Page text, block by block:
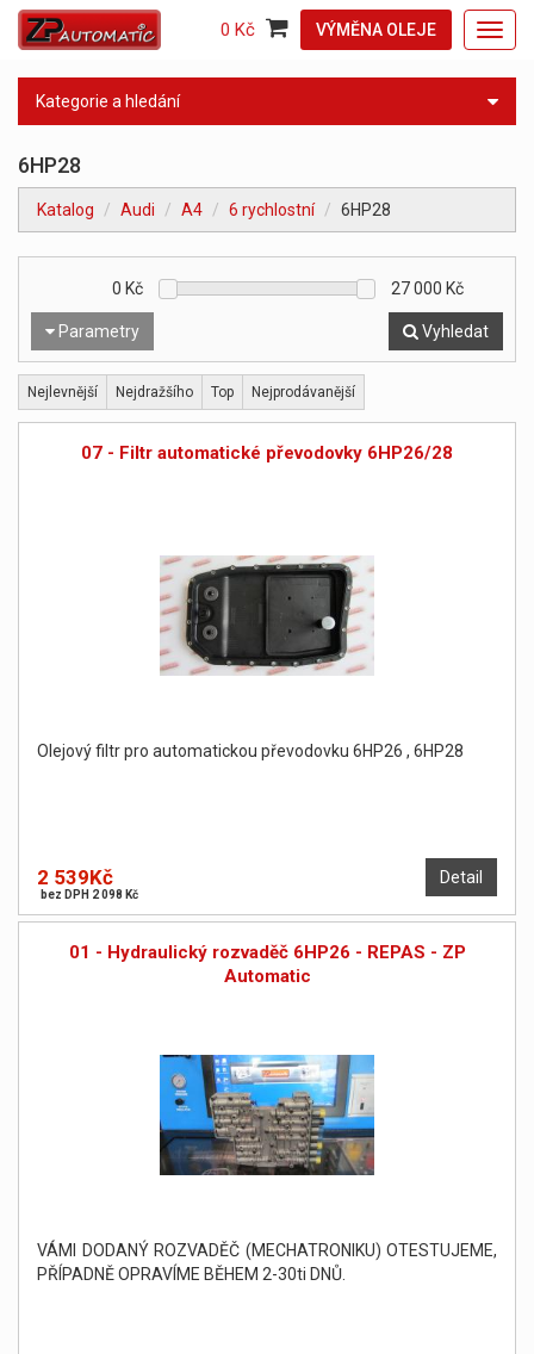
VÝMĚNA OLEJE
0 Kč
Kategorie a hledání
6HP28
Katalog Audi A4 6 rychlostní 6HP28
Parametry
0 Kč 27 000 Kč
Vyhledat
Nejlevnější Nejdražšího Top Nejprodávanější
07 - Filtr automatické převodovky 6HP26/28
Olejový filtr pro automatickou převodovku 6HP26 , 6HP28
Detail
2 539Kč
bez DPH 2 098 Kč
01 - Hydraulický rozvaděč 6HP26 - REPAS - ZP
Automatic
VÁMI DODANÝ ROZVADĚČ (MECHATRONIKU) OTESTUJEME,
PŘÍPADNĚ OPRAVÍME BĚHEM 2-30ti DNŮ.